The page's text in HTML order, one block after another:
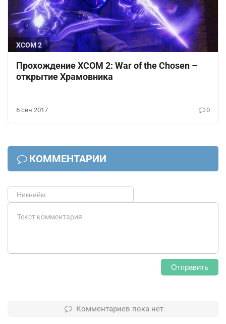
XCOM 2
Прохождение XCOM 2: War of the Chosen –
открытие Храмовника
6 сен 2017 0
КОММЕНТАРИИ
Отправить
Комментариев пока нет